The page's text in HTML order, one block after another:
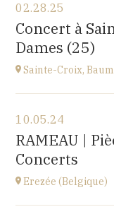
EHPAD du Centre
1 avenue du
DAMES
02.28.25
Concert à
Dames (25)
Sainte-Croix,
EHPAD du Centre
1 avenue du
DAMES
10.05.24
RAMEAU |
Concerts
Erezée (Belgique)